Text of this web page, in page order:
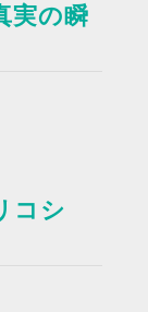
実の瞬
コシ